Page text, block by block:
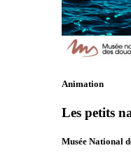
Animation
Les petits
Musée National